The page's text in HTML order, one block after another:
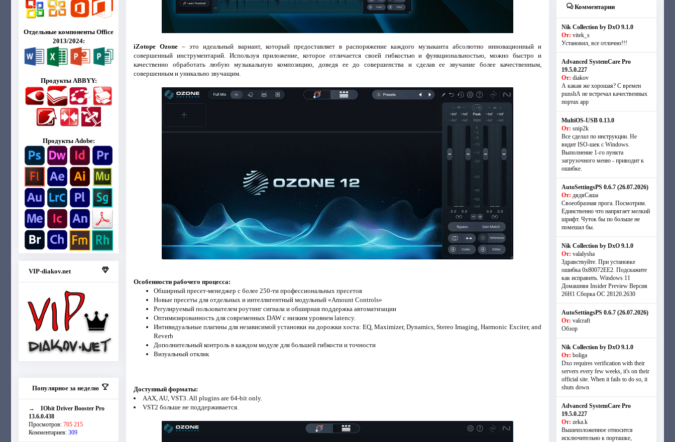
Отдельные компоненты Office
2013/2024:
Продукты ABBYY:
Продукты Adobe:
VIP-diakov.net
Популярное за неделю
→ IObit Driver Booster Pro
13.6.0.438
Просмотров: 705 215
Комментариев: 309
iZotope Ozone – это идеальный вариант, который предоставляет в распоряжение каждого музыканта абсолютно инновационный и
совершенный инструментарий. Используя приложение, которое отличается своей гибкостью и функциональностью, можно быстро и
качественно обработать любую музыкальную композицию, доведя ее до совершенства и сделав ее звучание более качественным,
совершенным и уникально звучащим.
Особенности рабочего процесса:
Обширный пресет-менеджер с более 250-ти профессиональных пресетов
Новые пресеты для отдельных и интеллигентный модульный «Amount Controls»
Регулируемый пользователем роутинг сигнала и обширная поддержка автоматизации
Оптимизированность для современных DAW с низким уровнем latency.
Интивидуальные плагины для независимой установки на дорожки хоста: EQ, Maximizer, Dynamics, Stereo Imaging, Harmonic Exciter, and
Reverb
Дополнительный контроль в каждом модуле для большей гибкости и точности
Визуальный отклик
Доступный форматы:
AAX, AU, VST3. All plugins are 64-bit only.
VST2 больше не поддерживается.
Комментарии
Nik Collection by DxO 9.1.0
От: vitek_s
Установил, все отлично!!!
Advanced SystemCare Pro
19.5.0.227
От: diakov
А какая же хорошая? С времен
punshА не встречал качественных
портах app
MultiOS-USB 0.13.0
От: snip2k
Все сделал по инструкции. Не
видит ISO-шек с Windows.
Выполнение 1-го пункта
загрузочного меню - приводит к
ошибке.
AutoSettingsPS 0.6.7 (26.07.2026)
От: дядяСаша
Своеобразная прога. Посмотрим.
Единственно что напрягает мелкий
шрифт. Чуток бы по больше не
помешал бы.
Nik Collection by DxO 9.1.0
От: valalysha
Здравствуйте. При установке
ошибка 0х80072EE2. Подскажите
как исправить. Windows 11
Домашняя Insider Preview Версия
26H1 Сборка ОС 28120.2630
AutoSettingsPS 0.6.7 (26.07.2026)
От: valcraft
Обзор
Nik Collection by DxO 9.1.0
От: boliga
Dxo requires verification with their
servers every few weeks, it's on their
official site. When it fails to do so, it
shuts down
Advanced SystemCare Pro
19.5.0.227
От: zeka.k
Вышеизложенное относится
исключительно к порташке,